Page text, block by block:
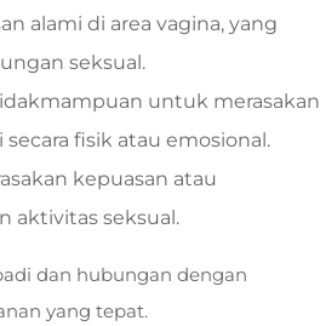
alami di area vagina, yang
seksual.
untuk merasakan
fisik atau emosional.
kepuasan atau
aktivitas seksual.
dan hubungan dengan
yang tepat.